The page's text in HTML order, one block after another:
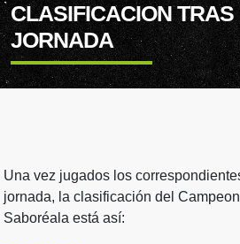
CLASIFICACION TRAS
JORNADA
Una vez jugados los
jornada, la clasificación del
Saboréala está así: